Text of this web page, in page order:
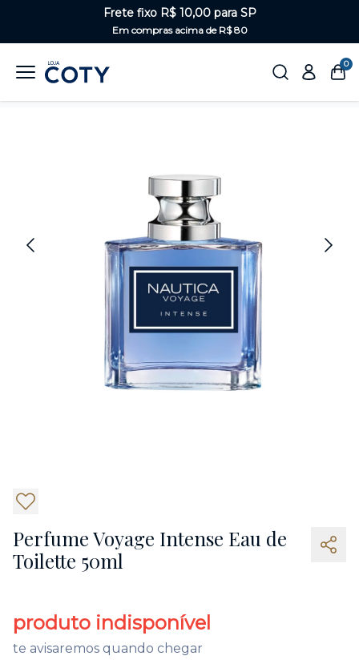
Frete fixo R$ 10,00 para SP
Em compras acima de R$ 80
0
Perfume Voyage Intense Eau de
Toilette 50ml
produto indisponível
te avisaremos quando chegar